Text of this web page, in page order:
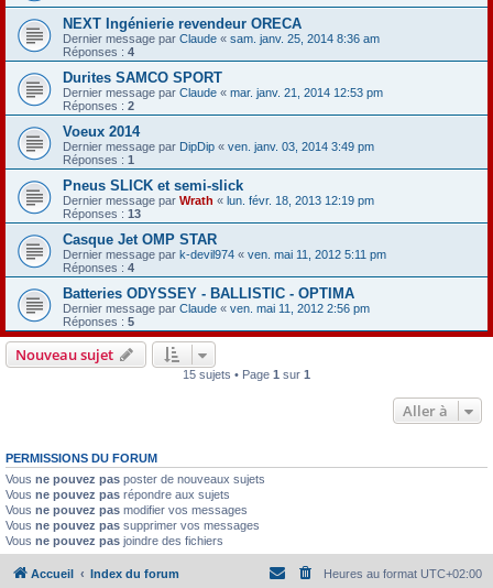
NEXT Ingénierie revendeur ORECA
Dernier message par Claude « sam. janv. 25, 2014 8:36 am
Réponses : 4
Durites SAMCO SPORT
Dernier message par Claude « mar. janv. 21, 2014 12:53 pm
Réponses : 2
Voeux 2014
Dernier message par DipDip « ven. janv. 03, 2014 3:49 pm
Réponses : 1
Pneus SLICK et semi-slick
Dernier message par Wrath « lun. févr. 18, 2013 12:19 pm
Réponses : 13
Casque Jet OMP STAR
Dernier message par k-devil974 « ven. mai 11, 2012 5:11 pm
Réponses : 4
Batteries ODYSSEY - BALLISTIC - OPTIMA
Dernier message par Claude « ven. mai 11, 2012 2:56 pm
Réponses : 5
Nouveau sujet
15 sujets • Page 1 sur 1
Aller à
PERMISSIONS DU FORUM
Vous ne pouvez pas poster de nouveaux sujets
Vous ne pouvez pas répondre aux sujets
Vous ne pouvez pas modifier vos messages
Vous ne pouvez pas supprimer vos messages
Vous ne pouvez pas joindre des fichiers
Accueil Index du forum Heures au format UTC+02:00